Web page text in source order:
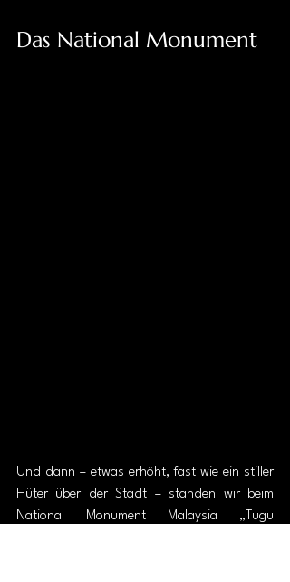
Das National Monument
Und dann – etwas erhöht, fast wie ein stiller
Hüter über der Stadt – standen wir beim
National Monument Malaysia „Tugu